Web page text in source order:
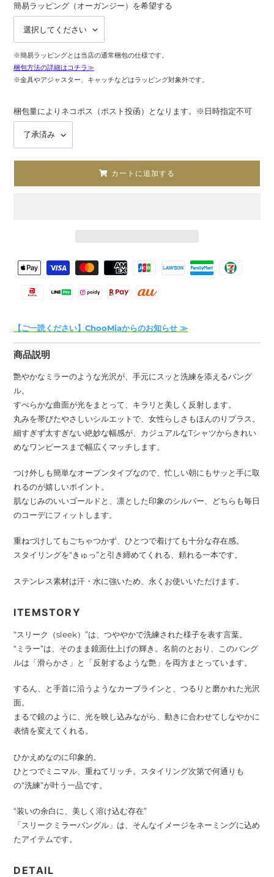
簡易ラッピング（オーガンジー）を希望する
※簡易ラッピングとは当店の通常梱包の仕様です。
梱包方法の詳細はコチラ≫
※金具やアジャスター、キャッチなどはラッピング対象外です。
梱包量によりネコポス（ポスト投函）となります。※日時指定不可
カートに追加する
カ
ー
品
を
追
加
す
る
決
済
【ご一読ください】ChooMiaからのお知らせ ≫
商品説明
艶やかなミラーのような光沢が、手元にスッと洗練を添えるバング
ル。
すべらかな曲面が光をまとって、キラリと美しく反射します。
丸みを帯びたやさしいシルエットで、女性らしさもほんのりプラス。
細すぎず太すぎない絶妙な幅感が、カジュアルなTシャツからきれい
めなワンピースまで幅広くマッチします。
つけ外しも簡単なオープンタイプなので、忙しい朝にもサッと手に取
れるのが嬉しいポイント。
肌なじみのいいゴールドと、凛とした印象のシルバー、どちらも毎日
のコーデにフィットします。
重ねづけしてもごちゃつかず、ひとつで着けても十分な存在感。
スタイリングを“きゅっ”と引き締めてくれる、頼れる一本です。
ステンレス素材は汗・水に強いため、永くお使いいただけます。
ITEMSTORY
“スリーク（sleek）”は、つややかで洗練された様子を表す言葉。
“ミラー”は、そのまま鏡面仕上げの輝き。名前のとおり、このバング
ルは「滑らかさ」と「反射するような艶」を両方まとっています。
するん、と手首に沿うようなカーブラインと、つるりと磨かれた光沢
面。
まるで鏡のように、光を映し込みながら、動きに合わせてしなやかに
表情を変えてくれる。
ひかえめなのに印象的。
ひとつでミニマル、重ねてリッチ。スタイリング次第で何通りも
の“洗練”が叶う一品です。
“装いの余白に、美しく溶け込む存在”
「スリークミラーバングル」は、そんなイメージをネーミングに込め
たアイテムです。
DETAIL